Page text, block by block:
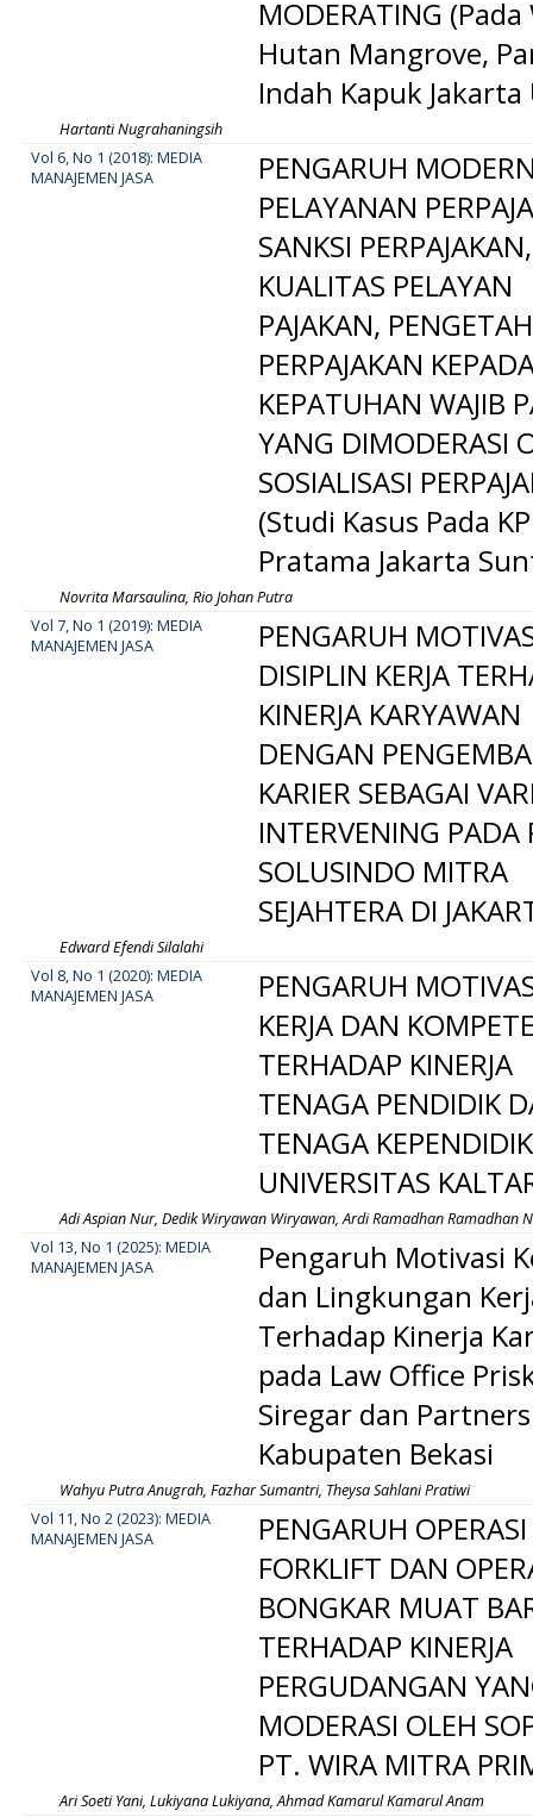
MODERATING
Hutan Mangrove,
Indah Kapuk
Hartanti Nugrahaningsih
Vol 6, No 1 (2018): MEDIA
MANAJEMEN JASA
PENGARUH
PELAYANAN
SANKSI PERPAJAKAN,
KUALITAS PELAYAN
PAJAKAN,
PERPAJAKAN
KEPATUHAN WAJIB
YANG DIMODERASI
SOSIALISASI
(Studi Kasus Pada
Pratama Jakarta
Novrita Marsaulina, Rio Johan Putra
Vol 7, No 1 (2019): MEDIA
MANAJEMEN JASA
PENGARUH
DISIPLIN KERJA
KINERJA KARYAWAN
DENGAN
KARIER SEBAGAI
INTERVENING PADA
SOLUSINDO MITRA
SEJAHTERA DI
Edward Efendi Silalahi
Vol 8, No 1 (2020): MEDIA
MANAJEMEN JASA
PENGARUH
KERJA DAN
TERHADAP KINERJA
TENAGA PENDIDIK
TENAGA
UNIVERSITAS
Adi Aspian Nur, Dedik Wiryawan Wiryawan, Ardi Ramadhan Ramadhan
Vol 13, No 1 (2025): MEDIA
MANAJEMEN JASA
Pengaruh Motivasi
dan Lingkungan
Terhadap Kinerja
pada Law Office
Siregar dan
Kabupaten Bekasi
Wahyu Putra Anugrah, Fazhar Sumantri, Theysa Sahlani Pratiwi
Vol 11, No 2 (2023): MEDIA
MANAJEMEN JASA
PENGARUH OPERASI
FORKLIFT DAN
BONGKAR MUAT
TERHADAP KINERJA
PERGUDANGAN
MODERASI OLEH
PT. WIRA MITRA
Ari Soeti Yani, Lukiyana Lukiyana, Ahmad Kamarul Kamarul Anam